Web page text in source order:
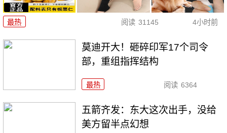
最热 阅读 31145 4小时前
莫迪开大！砸碎印军17个司令
部，重组指挥结构
最热 阅读 6364
五箭齐发：东大这次出手，没给
美方留半点幻想